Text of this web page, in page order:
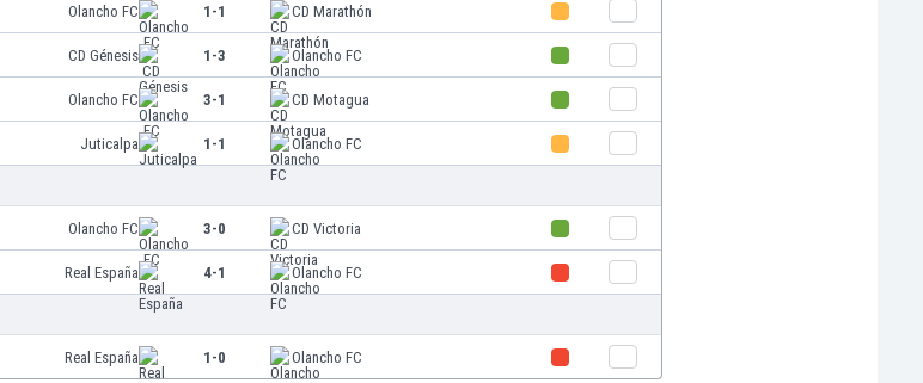
Olancho FC 1-1 CD Marathón
CD Génesis 1-3 Olancho FC
Olancho FC 3-1 CD Motagua
Juticalpa 1-1 Olancho FC
Olancho FC 3-0 CD Victoria
Real España 4-1 Olancho FC
Real España 1-0 Olancho FC